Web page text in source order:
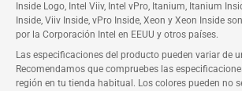
Inside Logo, Intel Viiv, Intel vPro, Itanium, Itanium
Inside, Viiv Inside, vPro Inside, Xeon y Xeon Inside
por la Corporación Intel en EEUU y otros países.
Las especificaciones del producto pueden variar de
Recomendamos que compruebes las
región en tu tienda habitual. Los colores pueden no